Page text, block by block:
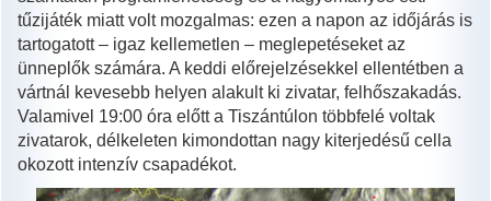
tűzijáték miatt volt mozgalmas: ezen a napon az időjárás is
tartogatott – igaz kellemetlen – meglepetéseket az
ünneplők számára. A keddi előrejelzésekkel ellentétben a
vártnál kevesebb helyen alakult ki zivatar, felhőszakadás.
Valamivel 19:00 óra előtt a Tiszántúlon többfelé voltak
zivatarok, délkeleten kimondottan nagy kiterjedésű cella
okozott intenzív csapadékot.